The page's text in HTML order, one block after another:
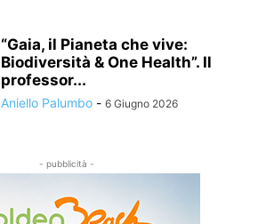
“Gaia, il Pianeta che vive:
Biodiversità & One Health”. Il
professor...
Aniello Palumbo - 6 Giugno 2026
- pubblicità -